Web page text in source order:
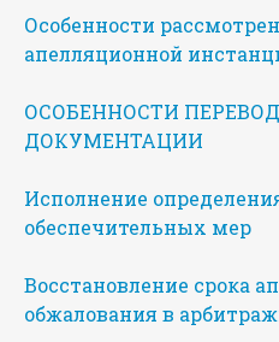
Особенности
апелляционной
ОСОБЕННОСТИ
ДОКУМЕНТАЦИИ
Исполнение
обеспечительных мер
Восстановление срока
обжалования в